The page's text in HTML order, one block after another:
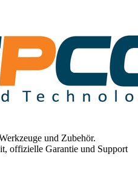
und Zubehör.
offizielle Garantie und Support